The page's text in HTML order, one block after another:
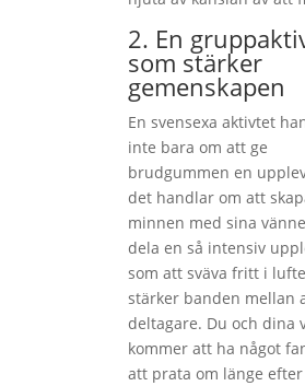
2. En
som stärker
gemenskapen
En svensexa aktivtet
inte bara om att ge
brudgummen en
det handlar om att
minnen med sina
dela en så intensiv
som att sväva fritt i
stärker banden mellan
deltagare. Du och dina
kommer att ha något
att prata om länge